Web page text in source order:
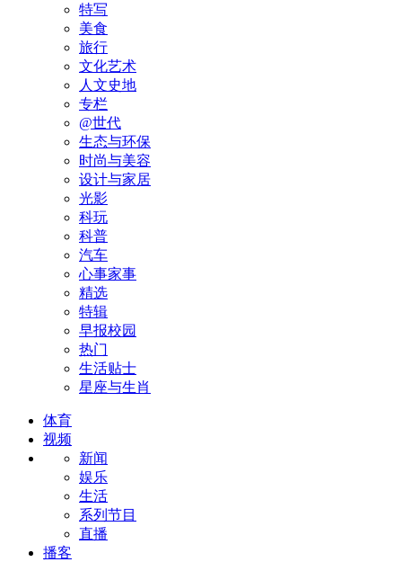
特写
美食
旅行
文化艺术
人文史地
专栏
@世代
生态与环保
时尚与美容
设计与家居
光影
科玩
科普
汽车
心事家事
精选
特辑
早报校园
热门
生活贴士
星座与生肖
体育
视频
新闻
娱乐
生活
系列节目
直播
播客